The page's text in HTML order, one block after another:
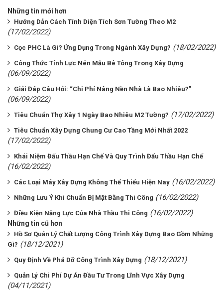
Những tin mới hơn
Hướng Dẫn Cách Tính Diện Tích Sơn Tường Theo M2
(17/02/2022)
Cọc PHC Là Gì? Ứng Dụng Trong Ngành Xây Dựng? (18/02/2022)
Công Thức Tính Lực Nén Mẫu Bê Tông Trong Xây Dựng
(06/09/2022)
Giải Đáp Câu Hỏi: “Chi Phí Nâng Nền Nhà Là Bao Nhiêu?”
(06/09/2022)
Tiêu Chuẩn Thợ Xây 1 Ngày Bao Nhiêu M2 Tường? (17/02/2022)
Tiêu Chuẩn Xây Dựng Chung Cư Cao Tầng Mới Nhất 2022
(17/02/2022)
Khái Niệm Đấu Thầu Hạn Chế Và Quy Trình Đấu Thầu Hạn Chế
(16/02/2022)
Các Loại Máy Xây Dựng Không Thể Thiếu Hiện Nay (16/02/2022)
Những Lưu Ý Khi Chuẩn Bị Mặt Bằng Thi Công (16/02/2022)
Điều Kiện Năng Lực Của Nhà Thầu Thi Công (16/02/2022)
Những tin cũ hơn
Hồ Sơ Quản Lý Chất Lượng Công Trình Xây Dựng Bao Gồm Những
Gì? (18/12/2021)
Quy Định Về Phá Dỡ Công Trình Xây Dựng (18/12/2021)
Quản Lý Chi Phí Dự Án Đầu Tư Trong Lĩnh Vực Xây Dựng
(04/11/2021)